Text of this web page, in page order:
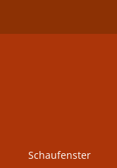
Schaufenster